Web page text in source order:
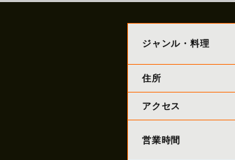
ジャンル・料理
住所
アクセス
営業時間